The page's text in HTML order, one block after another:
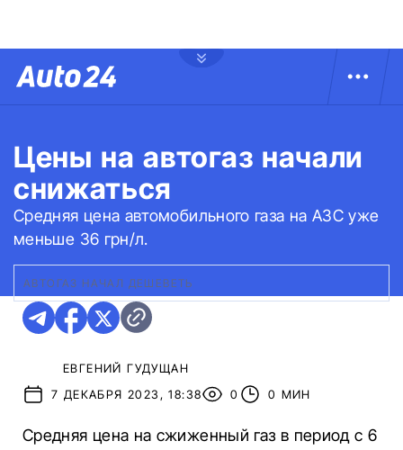
Цены на автогаз начали
снижаться
Средняя цена автомобильного газа на АЗС уже
меньше 36 грн/л.
АВТОГАЗ НАЧАЛ ДЕШЕВЕТЬ
ЕВГЕНИЙ ГУДУЩАН
7 ДЕКАБРЯ 2023, 18:38
0 0 МИН
Средняя цена на сжиженный газ в период с 6